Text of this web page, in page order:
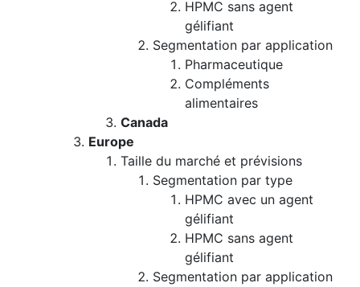
HPMC sans agent
gélifiant
Segmentation par application
Pharmaceutique
Compléments
alimentaires
Canada
Europe
Taille du marché et prévisions
Segmentation par type
HPMC avec un agent
gélifiant
HPMC sans agent
gélifiant
Segmentation par application